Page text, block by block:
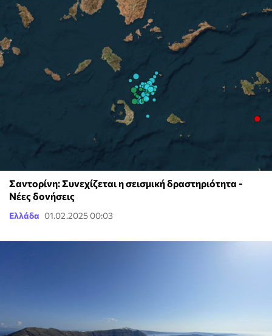
Σαντορίνη: Συνεχίζεται η σεισμική δραστηριότητα -
Νέες δονήσεις
Ελλάδα 01.02.2025 00:03